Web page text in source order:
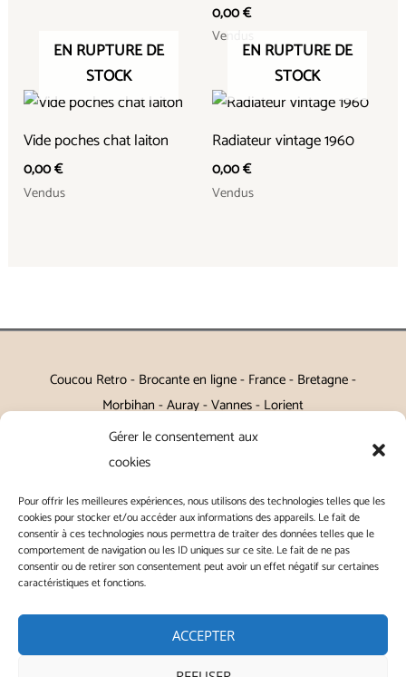
Gérer le consentement aux
cookies
Pour offrir les meilleures expériences, nous utilisons des technologies telles que les
cookies pour stocker et/ou accéder aux informations des appareils. Le fait de
consentir à ces technologies nous permettra de traiter des données telles que le
comportement de navigation ou les ID uniques sur ce site. Le fait de ne pas
consentir ou de retirer son consentement peut avoir un effet négatif sur certaines
caractéristiques et fonctions.
ACCEPTER
0,00€
Vendus
EN RUPTURE DE
STOCK
Vide poches chat laiton
0,00€
Vendus
EN RUPTURE DE
STOCK
Radiateur vintage 1960
0,00€
Vendus
Coucou Retro - Brocante en ligne - France - Bretagne -
Morbihan - Auray - Vannes - Lorient
Petits meubles, décoration, miroirs, luminaires, Art de la table
Campagne Chic, Kitch
|Contact|Conditions générales de vente|Conditions
générales d'utilisation|Mentions légales|Politique de